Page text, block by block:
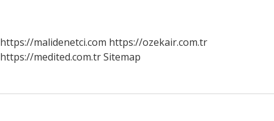
Gelir
https://malidenetci.com https://ozekair.com.tr
https://medited.com.trSitemap